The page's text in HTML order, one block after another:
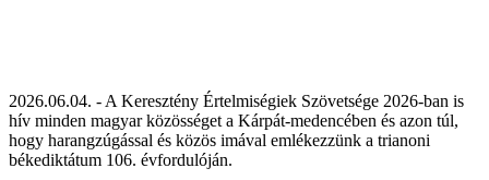
2026.06.04. - A Keresztény Értelmiségiek Szövetsége 2026-ban is
hív minden magyar közösséget a Kárpát-medencében és azon túl,
hogy harangzúgással és közös imával emlékezzünk a trianoni
békediktátum 106. évfordulóján.